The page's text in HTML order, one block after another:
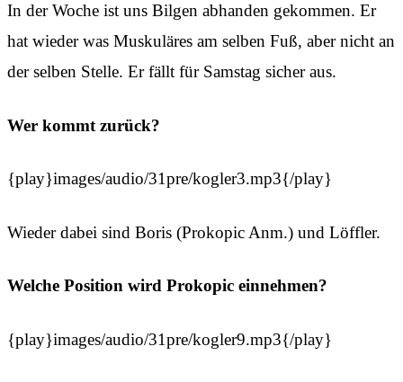
In der Woche ist uns Bilgen abhanden gekommen. Er
hat wieder was Muskuläres am selben Fuß, aber nicht an
der selben Stelle. Er fällt für Samstag sicher aus.
Wer kommt zurück?
{play}images/audio/31pre/kogler3.mp3{/play}
Wieder dabei sind Boris (Prokopic Anm.) und Löffler.
Welche Position wird Prokopic einnehmen?
{play}images/audio/31pre/kogler9.mp3{/play}